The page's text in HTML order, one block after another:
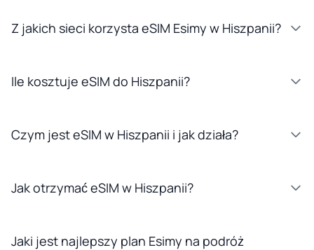
Z jakich sieci korzysta eSIM Esimy w Hiszpanii?
Ile kosztuje eSIM do Hiszpanii?
Czym jest eSIM w Hiszpanii i jak działa?
Jak otrzymać eSIM w Hiszpanii?
Jaki jest najlepszy plan Esimy na podróż